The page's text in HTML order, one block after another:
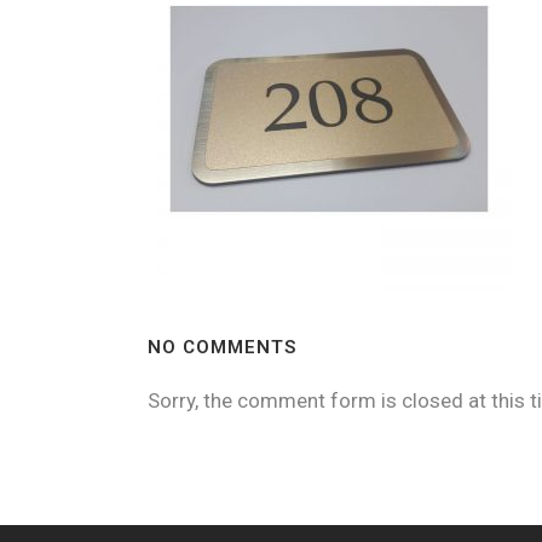
NO COMMENTS
Sorry, the comment form is closed at this